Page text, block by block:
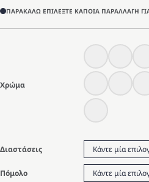
ΠΑΡΑΚΑΛΩ ΕΠΙΛΕΞΤΕ ΚΑΠΟΙΑ ΠΑΡΑΛΛΑΓΗ
Χρώμα
Διαστάσεις
Πόμολο